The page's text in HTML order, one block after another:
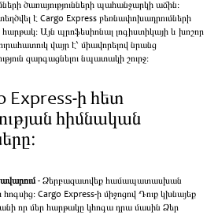
ծառայությունների պահանջարկի աճին։
է Cargo Express բեռնափոխադրումների
հարթակ։ Այն պրոֆեսիոնալ լոգիստիկայի և խոշոր
վայր է՝ միավորելով նրանց
զարգացնելու նպատակի շուրջ։
Express-ի հետ
հիմնական
- Ձերբազատվեք համապատասխան
հոգսից։ Cargo Express-ի միջոցով Դուք կխնայեք
որ մեր հարթակը կհոգա դրա մասին Ձեր